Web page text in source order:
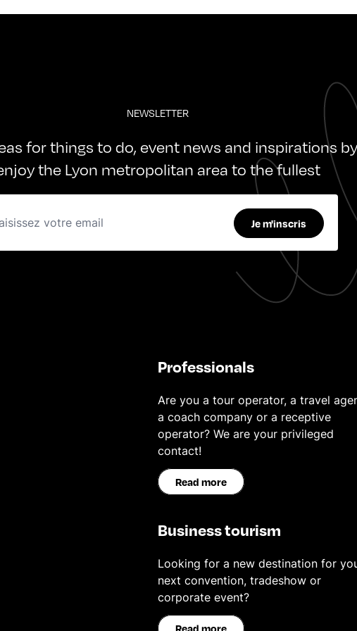
NEWSLETTER
for things to do, event news and inspirations
the Lyon metropolitan area to the fullest
Je m'inscris
Professionals
Are you a tour operator, a travel
a coach company or a receptive
operator? We are your privileged
contact!
Read more
Business tourism
Looking for a new destination for
next convention, tradeshow or
corporate event?
Read more